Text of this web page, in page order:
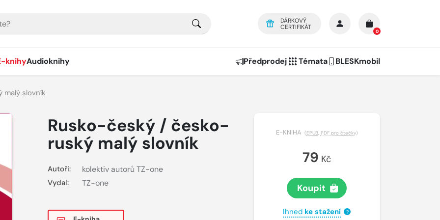
DÁRKOVÝ
CERTIFIKÁT
0
knihyAudioknihy Předprodej Témata BLESKmobil
slovník
Rusko-český / česko-
ruský malý slovník
Autoři: kolektiv autorů TZ-one
Vydal: TZ-one
E-KNIHA (EPUB, PDF pro čtečky)
79 Kč
Koupit
Ihned ke stažení ?